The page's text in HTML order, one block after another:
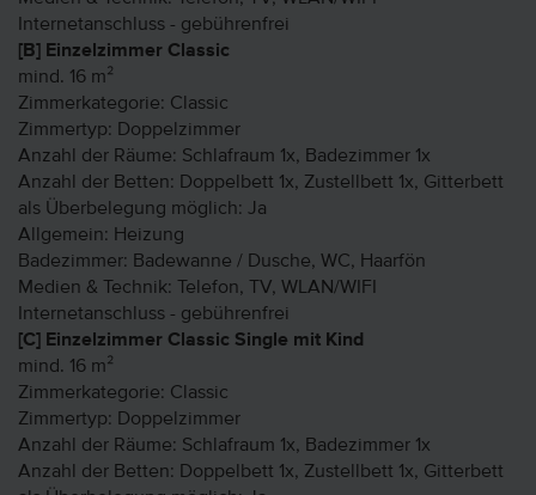
Internetanschluss - gebührenfrei
[B] Einzelzimmer Classic
mind. 16 m²
Zimmerkategorie: Classic
Zimmertyp: Doppelzimmer
Anzahl der Räume: Schlafraum 1x, Badezimmer 1x
Anzahl der Betten: Doppelbett 1x, Zustellbett 1x, Gitterbett
als Überbelegung möglich: Ja
Allgemein: Heizung
Badezimmer: Badewanne / Dusche, WC, Haarfön
Medien & Technik: Telefon, TV, WLAN/WIFI
Internetanschluss - gebührenfrei
[C] Einzelzimmer Classic Single mit Kind
mind. 16 m²
Zimmerkategorie: Classic
Zimmertyp: Doppelzimmer
Anzahl der Räume: Schlafraum 1x, Badezimmer 1x
Anzahl der Betten: Doppelbett 1x, Zustellbett 1x, Gitterbett